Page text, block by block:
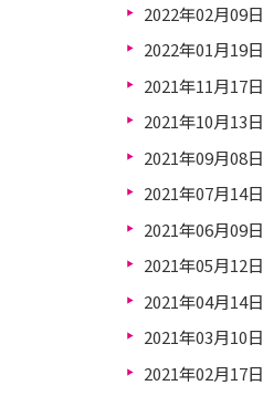
2022年02月09日
2022年01月19日
2021年11月17日
2021年10月13日
2021年09月08日
2021年07月14日
2021年06月09日
2021年05月12日
2021年04月14日
2021年03月10日
2021年02月17日